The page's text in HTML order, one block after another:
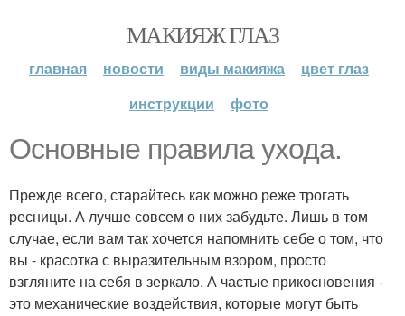
МАКИЯЖ ГЛАЗ
главная новости виды макияжа
цвет глаз
инструкции
фото
Основные правила ухода.
Прежде всего, старайтесь как можно реже трогать
ресницы. А лучше совсем о них забудьте. Лишь в том
случае, если вам так хочется напомнить себе о том, что
вы - красотка с выразительным взором, просто
взгляните на себя в зеркало. А частые прикосновения -
это механические воздействия, которые могут быть